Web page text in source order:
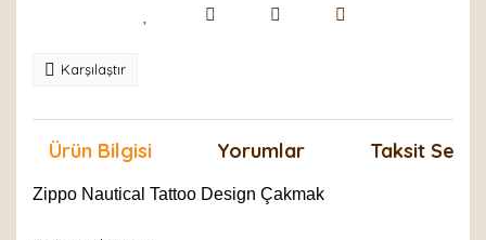
Karşılaştır
Ürün Bilgisi Yorumlar Taksit
Zippo Nautical Tattoo Design Çakmak